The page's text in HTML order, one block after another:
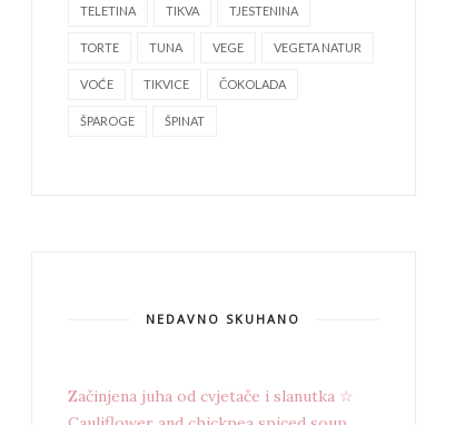
TELETINA TIKVA TJESTENINA
TORTE TUNA VEGE VEGETA NATUR
VOĆE TIKVICE ČOKOLADA
ŠPAROGE ŠPINAT
NEDAVNO SKUHANO
Začinjena juha od cvjetače i slanutka ☆